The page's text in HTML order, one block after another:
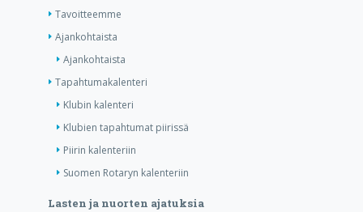
Tavoitteemme
Ajankohtaista
Ajankohtaista
Tapahtumakalenteri
Klubin kalenteri
Klubien tapahtumat piirissä
Piirin kalenteriin
Suomen Rotaryn kalenteriin
Lasten ja nuorten ajatuksia